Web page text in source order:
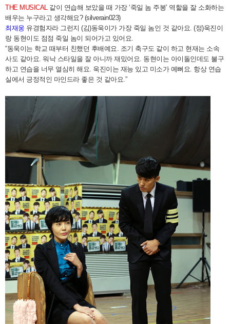
THE MUSICAL같이 연습해 보았을 때 가장 ‘죽일 놈 주봉’ 역할을 잘 소화하는
배우는 누구라고 생각해요? (silverain023)
최재웅 유경험자라 그런지 (김)동욱이가 가장 죽일 놈인 것 같아요. (정)욱진이
랑 동현이도 점점 죽일 놈이 되어가고 있어요.
“동욱이는 학교 때부터 친했던 후배예요. 조기 축구도 같이 하고 현재는 소속
사도 같아요. 워낙 스타일을 잘 아니까 재밌어요. 동현이는 아이돌인데도 불구
하고 연습을 너무 열심히 해요. 욱진이는 재능 있고 미소가 예뻐요. 항상 연습
실에서 긍정적인 마인드라 좋은 것 같아요.”